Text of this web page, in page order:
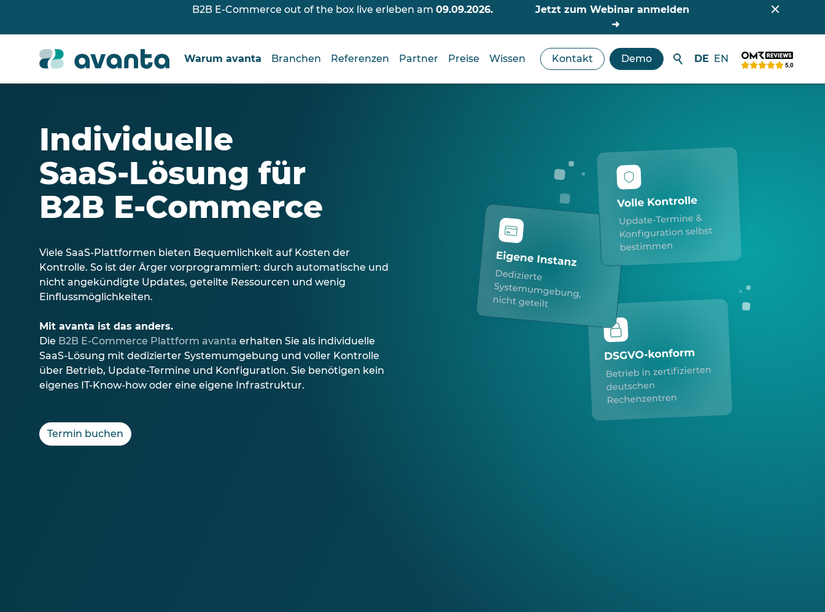
B2B E-Commerce out of the box live erleben am 09.09.2026. Jetzt zum Webinar anmelden
Kontakt Demo DE EN
Warum avanta Branchen Referenzen Partner Preise Wissen
Individuelle
SaaS-Lösung für
B2B E-Commerce
Viele SaaS-Plattformen bieten Bequemlichkeit auf Kosten der
Kontrolle. So ist der Ärger vorprogrammiert: durch automatische und
nicht angekündigte Updates, geteilte Ressourcen und wenig
Einflussmöglichkeiten.
Mit avanta ist das anders.
Die B2B E-Commerce Plattform avanta erhalten Sie als individuelle
SaaS-Lösung mit dedizierter Systemumgebung und voller Kontrolle
über Betrieb, Update-Termine und Konfiguration. Sie benötigen kein
eigenes IT-Know-how oder eine eigene Infrastruktur.
Termin buchen